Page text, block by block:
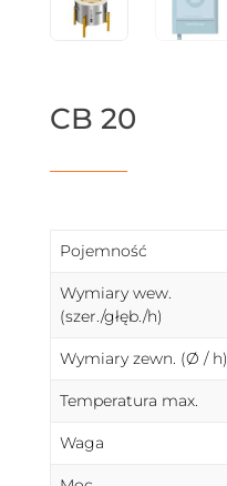
CB 20
Pojemność
Wymiary wew.
(szer./głęb./h)
Wymiary zewn. (Ø / h)
Temperatura max.
Waga